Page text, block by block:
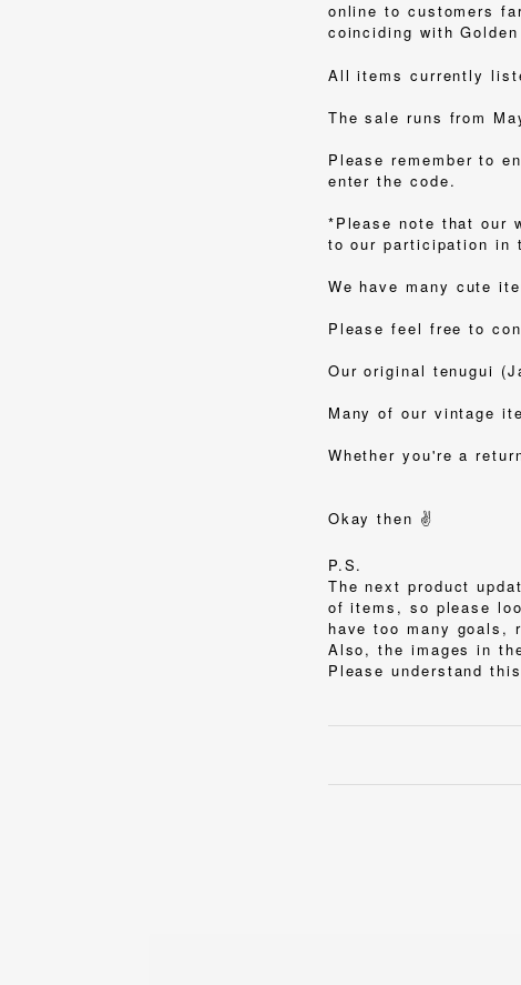
online to customers
coinciding with
All items currently
The sale runs from
Please remember to
enter the code.
*Please note that our
to our participation in
We have many cute
Please feel free to
Our original tenugui
Many of our vintage
Whether you're a
Okay then ✌️
P.S.
The next product
of items, so please
have too many goals,
Also, the images in
Please understand